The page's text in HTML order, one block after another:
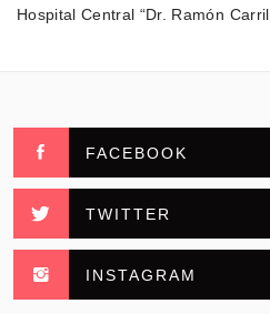
Hospital Central “Dr. Ramón
FACEBOOK
TWITTER
INSTAGRAM